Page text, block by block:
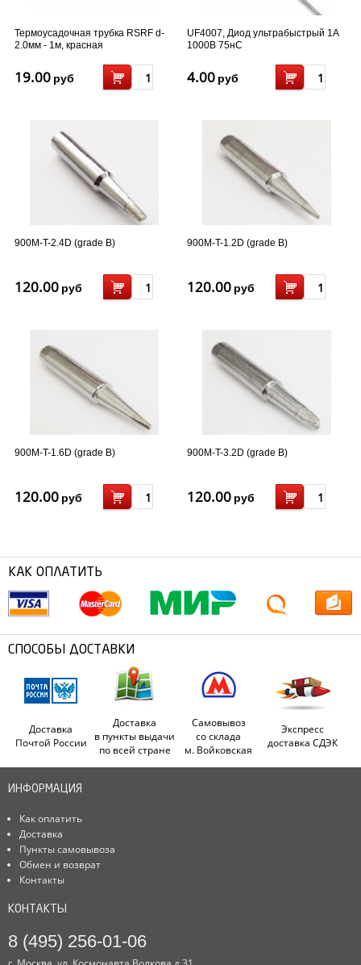
Термоусадочная трубка RSRF d-
2.0мм - 1м, красная
19.00 руб
UF4007, Диод ультрабыстрый 1А
1000В 75нС
4.00 руб
900M-T-2.4D (grade B)
120.00 руб
900M-T-1.2D (grade B)
120.00 руб
900M-T-1.6D (grade B)
120.00 руб
900M-T-3.2D (grade B)
120.00 руб
КАК ОПЛАТИТЬ
СПОСОБЫ ДОСТАВКИ
Доставка
Почтой России
Доставка
в пункты выдачи
по всей стране
Самовывоз
со склада
м. Войковская
Экспресс
доставка СДЭК
ИНФОРМАЦИЯ
Как оплатить
Доставка
Пункты самовывоза
Обмен и возврат
Контакты
КОНТАКТЫ
8 (495) 256-01-06